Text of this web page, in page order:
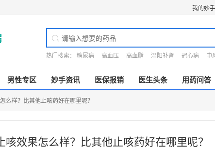
我的妙手
热门搜索： 糖尿病 高血压 高血脂 温阳补肾 冠心病 中
男性专区 妙手资讯 医保报销 医生头条 用药问答
么样？比其他止咳药好在哪里呢？
咳效果怎么样？比其他止咳药好在哪里呢？